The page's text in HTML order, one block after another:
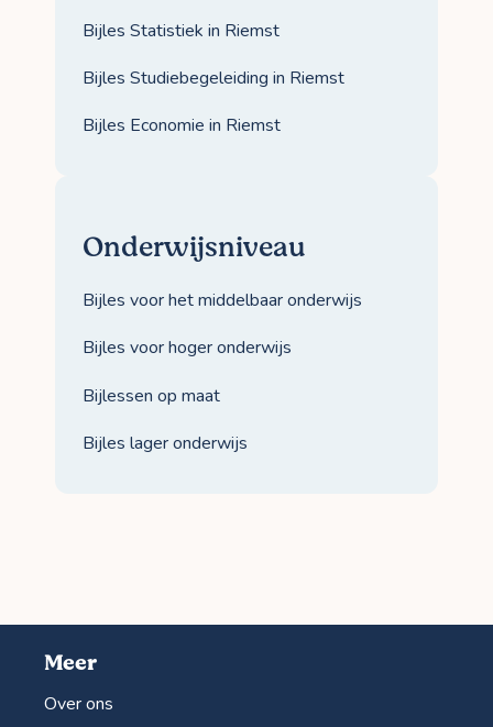
Bijles Statistiek in Riemst
Bijles Studiebegeleiding in Riemst
Bijles Economie in Riemst
Onderwijsniveau
Bijles voor het middelbaar onderwijs
Bijles voor hoger onderwijs
Bijlessen op maat
Bijles lager onderwijs
Meer
Over ons